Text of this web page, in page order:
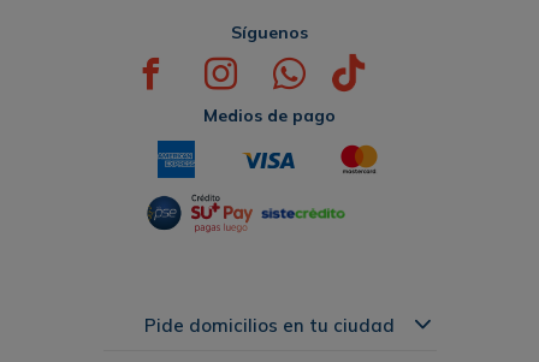
Síguenos
Medios de pago
Pide domicilios en tu ciudad